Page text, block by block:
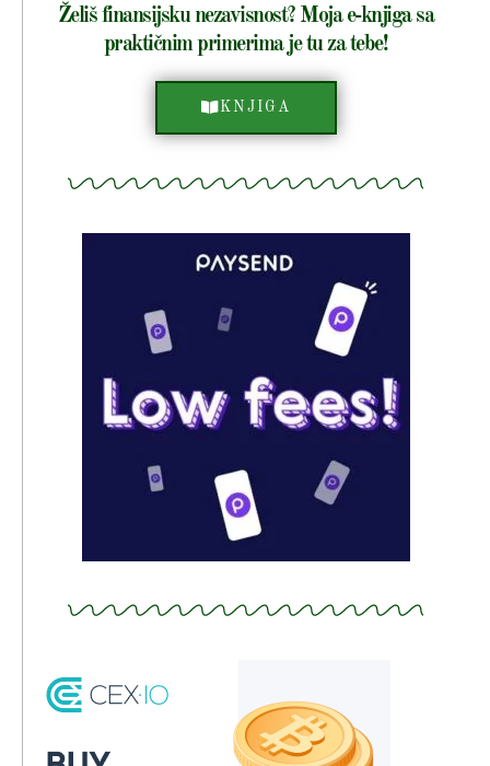
Želiš finansijsku nezavisnost? Moja e-knjiga sa
praktičnim primerima je tu za tebe!
KNJIGA